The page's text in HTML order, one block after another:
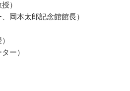
）
岡本太郎記念館館長）
ー）